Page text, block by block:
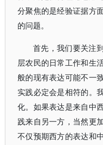
分聚焦的是经验证据方
的问题。
首先，我们要关注
层农民的日常工作和生
般的现有表达可能不一
实践必定会是相符的。
化。如果表达是来自中
践来自另一方，当然更
不仅预期西方的表达和